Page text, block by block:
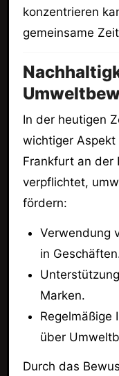
konzentrieren
gemeinsame
In der heutigen
wichtiger Aspekt
Frankfurt an der
verpflichtet,
fördern:
Verwendung
in
Marken.
Regelmäßige
über
Durch das